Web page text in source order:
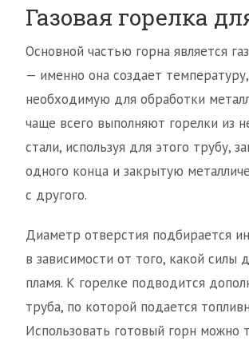
Газовая горелка
Основной частью горна является
— именно она создает температуру,
необходимую для обработки
чаще всего выполняют горелки из
стали, используя для этого трубу,
одного конца и закрытую
с другого.
Диаметр отверстия подбирается
в зависимости от того, какой силы
пламя. К горелке подводится
труба, по которой подается
Использовать готовый горн можно